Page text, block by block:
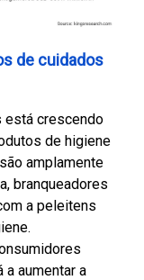
de cuidados
está crescendo
de higiene
amplamente
branqueadores
a peleitens
aumentar a